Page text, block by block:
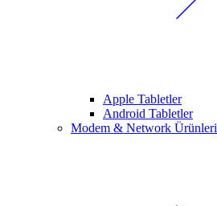
Apple Tabletler
Android Tabletler
Modem & Network Ürünleri